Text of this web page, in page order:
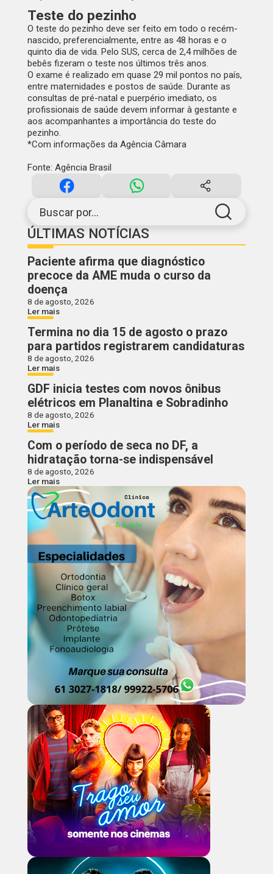
Buscar por...
ÚLTIMAS NOTÍCIAS
Paciente afirma que diagnóstico
precoce da AME muda o curso da
doença
8 de agosto, 2026
Ler mais
Termina no dia 15 de agosto o prazo
para partidos registrarem candidaturas
8 de agosto, 2026
Ler mais
GDF inicia testes com novos ônibus
elétricos em Planaltina e Sobradinho
8 de agosto, 2026
Ler mais
Com o período de seca no DF, a
hidratação torna-se indispensável
8 de agosto, 2026
Ler mais
Teste do pezinho
O teste do pezinho deve ser feito em todo o recém-
nascido, preferencialmente, entre as 48 horas e o
quinto dia de vida. Pelo SUS, cerca de 2,4 milhões de
bebês fizeram o teste nos últimos três anos.
O exame é realizado em quase 29 mil pontos no país,
entre maternidades e postos de saúde. Durante as
consultas de pré-natal e puerpério imediato, os
profissionais de saúde devem informar à gestante e
aos acompanhantes a importância do teste do
pezinho.
*Com informações da Agência Câmara
Fonte: Agência Brasil